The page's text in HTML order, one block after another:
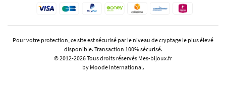
Pour votre protection, ce site est sécurisé par le niveau de cryptage le plus élevé
disponible. Transaction 100% sécurisé.
© 2012-2026 Tous droits réservés Mes-bijoux.fr
by Moode International.